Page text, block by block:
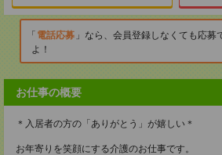
電話応募
なら、会員登録しなくても応募
よ！
お仕事の概要
＊入居者の方の「ありがとう」が嬉しい＊
お年寄りを笑顔にする介護のお仕事です。